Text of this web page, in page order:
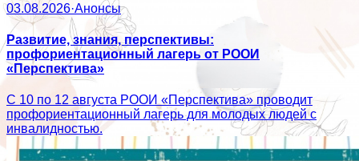
03.08.2026·Анонсы
Развитие, знания, перспективы:
профориентационный лагерь от РООИ
«Перспектива»
С 10 по 12 августа РООИ «Перспектива» проводит
профориентационный лагерь для молодых людей с
инвалидностью.